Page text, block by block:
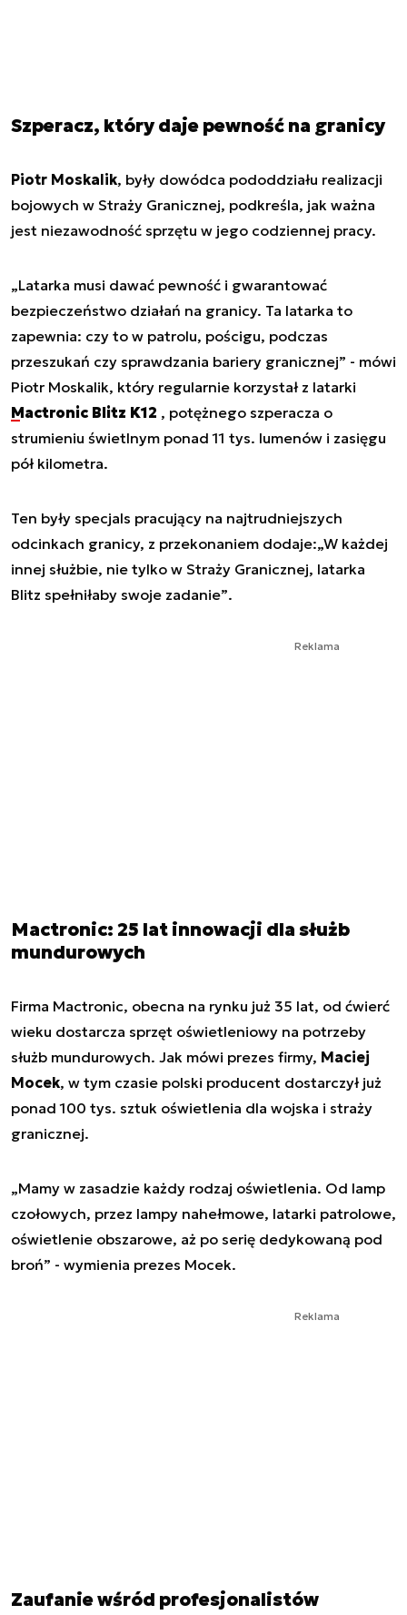
Szperacz, który daje pewność na granicy
Piotr Moskalik, były dowódca pododdziału realizacji
bojowych w Straży Granicznej, podkreśla, jak ważna
jest niezawodność sprzętu w jego codziennej pracy.
„Latarka musi dawać pewność i gwarantować
bezpieczeństwo działań na granicy. Ta latarka to
zapewnia: czy to w patrolu, pościgu, podczas
przeszukań czy sprawdzania bariery granicznej” - mówi
Piotr Moskalik, który regularnie korzystał z latarki
Mactronic Blitz K12 , potężnego szperacza o
strumieniu świetlnym ponad 11 tys. lumenów i zasięgu
pół kilometra.
Ten były specjals pracujący na najtrudniejszych
odcinkach granicy, z przekonaniem dodaje:„W każdej
innej służbie, nie tylko w Straży Granicznej, latarka
Blitz spełniłaby swoje zadanie”.
Reklama
Mactronic: 25 lat innowacji dla służb
mundurowych
Firma Mactronic, obecna na rynku już 35 lat, od ćwierć
wieku dostarcza sprzęt oświetleniowy na potrzeby
służb mundurowych. Jak mówi prezes firmy, Maciej
Mocek, w tym czasie polski producent dostarczył już
ponad 100 tys. sztuk oświetlenia dla wojska i straży
granicznej.
„Mamy w zasadzie każdy rodzaj oświetlenia. Od lamp
czołowych, przez lampy nahełmowe, latarki patrolowe,
oświetlenie obszarowe, aż po serię dedykowaną pod
broń” - wymienia prezes Mocek.
Reklama
Zaufanie wśród profesjonalistów